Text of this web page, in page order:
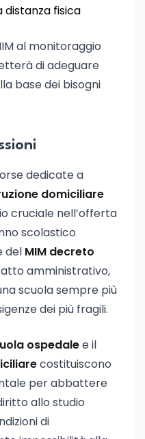
distanza fisica
al monitoraggio
di adeguare
base dei bisogni
dedicate a
domiciliare
cruciale nell’offerta
scolastico
del MIM decreto
atto amministrativo,
scuola sempre più
dei più fragili.
ospedalee il
costituiscono
per abbattere
allo studio
di